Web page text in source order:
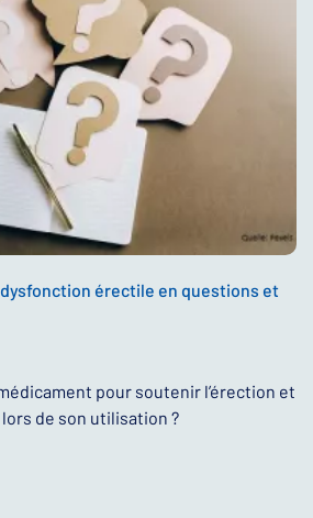
érectile en questions et
pour soutenir l’érection et
de son utilisation ?